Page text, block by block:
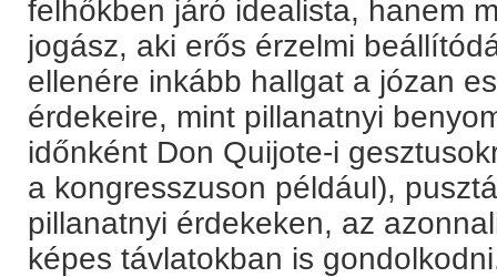
felhőkben járó idealista, hanem
jogász, aki erős érzelmi
ellenére inkább hallgat a józan
érdekeire, mint pillanatnyi
időnként Don Quijote-i
a kongresszuson például),
pillanatnyi érdekeken, az
képes távlatokban is